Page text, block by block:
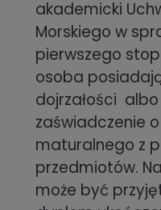
akademicki
Morskiego w
pierwszego
osoba
dojrzałości
zaświadczenie
maturalnego z
przedmiotów.
może być